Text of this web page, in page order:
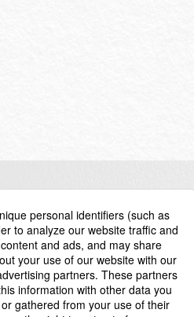
Information
インフォメーション